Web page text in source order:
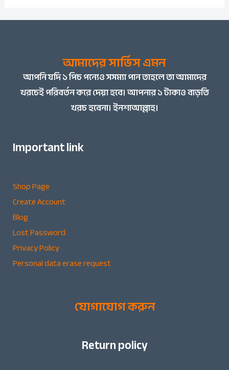
আমাদের সার্ভিস এমন
আপনিযদি ১ পিচ পন্যেও সসম্যা পান তাহলে তা আমাদের
খরচেই পরিবর্তন করে দেয়া হবে। আপনার ১ টাকাও বাড়তি
খরচ হবেনা। ইনশাআল্লাহ।
Important link
Shop Page
Create Account
Blog
Lost Password
Privacy Policy
Personal data erase request
যোগাযোগ করুন
Return policy